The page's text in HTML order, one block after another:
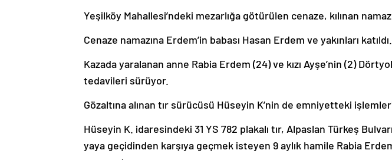
Yeşilköy Mahallesi’ndeki mezarlığa götürülen cenaze, kılınan
Cenaze namazına Erdem’in babası Hasan Erdem ve yakınları katıldı.
Kazada yaralanan anne Rabia Erdem (24) ve kızı Ayşe’nin (2)
tedavileri sürüyor.
Gözaltına alınan tır sürücüsü Hüseyin K’nin de emniyetteki
Hüseyin K. idaresindeki 31 YS 782 plakalı tır, Alpaslan Türkeş
yaya geçidinden karşıya geçmek isteyen 9 aylık hamile Rabia